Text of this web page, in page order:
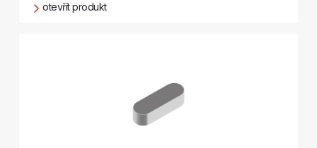
otevřít produkt